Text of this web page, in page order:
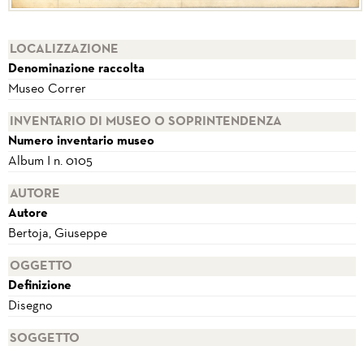
LOCALIZZAZIONE
Denominazione raccolta
Museo Correr
INVENTARIO DI MUSEO O SOPRINTENDENZA
Numero inventario museo
Album I n. 0105
AUTORE
Autore
Bertoja, Giuseppe
OGGETTO
Definizione
Disegno
SOGGETTO